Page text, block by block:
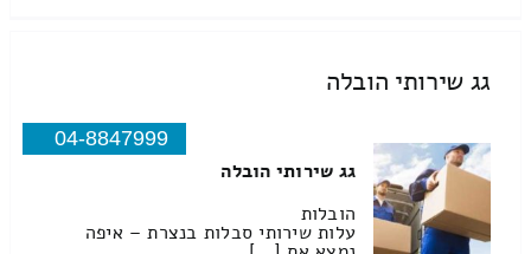
גג שירותי הובלה
04-8847999
גג שירותי הובלה
הובלות
עלות שירותי סבלות בנצרת – איפה